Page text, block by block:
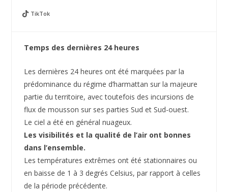
TikTok
Temps des dernières 24 heures
Les dernières 24 heures ont été marquées par la
prédominance du régime d’harmattan sur la majeure
partie du territoire, avec toutefois des incursions de
flux de mousson sur ses parties Sud et Sud-ouest.
Le ciel a été en général nuageux.
Les visibilités et la qualité de l’air ont bonnes
dans l’ensemble.
Les températures extrêmes ont été stationnaires ou
en baisse de 1 à 3 degrés Celsius, par rapport à celles
de la période précédente.